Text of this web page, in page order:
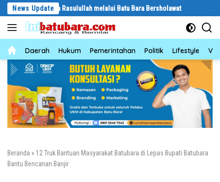
Langsung
konten
News Update
kepada Rasulullah melalui Batu Bara Bersholawat Abaikan Hari
NewsDaerah Hukum Pemerintahan Politik Lifestyle
Beranda » 12 Truk Bantuan Masyarakat Batubara di Lepas Bupati Batubara
Bantu Bencanan Banjir